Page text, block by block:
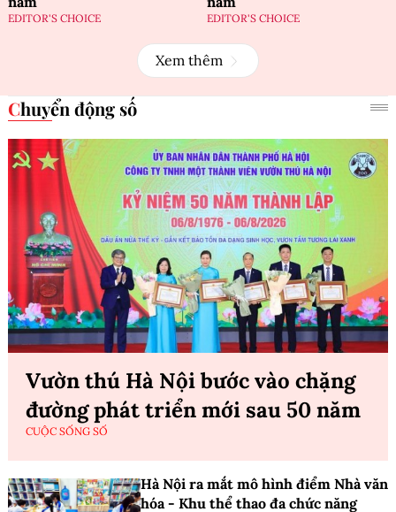
EDITOR'S CHOICE EDITOR'S CHOICE
Xem thêm
Chuyển động số
Vườn thú Hà Nội bước vào chặng
đường phát triển mới sau 50 năm
CUỘC SỐNG SỐ
Hà Nội ra mắt mô hình điểm Nhà văn
hóa - Khu thể thao đa chức năng